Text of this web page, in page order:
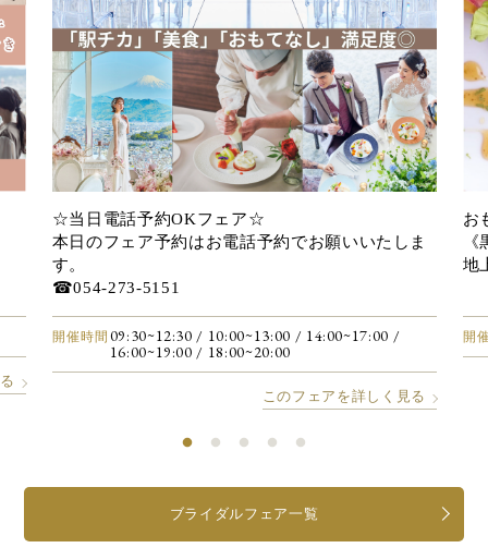
☆当日電話予約OKフェア☆
本日のフェア予約はお電話予約でお願いいたしま
す。
☎054-273-5151
開催時間 09:30~12:30 / 10:00~13:00 / 14:00~17:00 /
16:00~19:00 / 18:00~20:00
このフェアを詳しく見る
お
地
開
ブライダルフェア一覧